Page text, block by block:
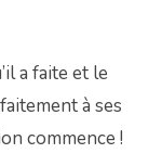
a faite et le
à ses
commence !